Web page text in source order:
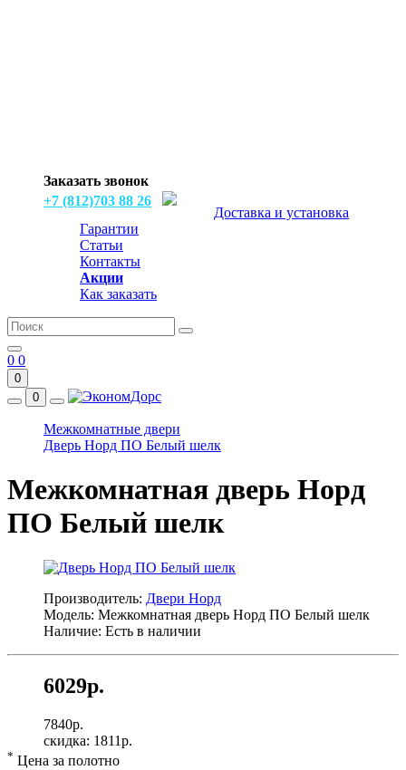
Заказать звонок
+7 (812)703 88 26
Доставка и установка
Гарантии
Статьи
Контакты
Акции
Как заказать
0 0
0
0
Межкомнатные двери
Дверь Норд ПО Белый шелк
Межкомнатная дверь Норд
ПО Белый шелк
Производитель: Двери Норд
Модель: Межкомнатная дверь Норд ПО Белый шелк
Наличие: Есть в наличии
6029р.
7840р.
скидка: 1811р.
* Цена за полотно